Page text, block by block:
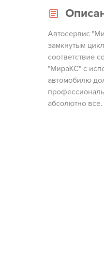
Автосервис
замкнутым
соответствие
"МираКС" с
автомобилю
абсолютно все.